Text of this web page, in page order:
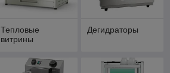
Тепловые
витрины
Дегидраторы